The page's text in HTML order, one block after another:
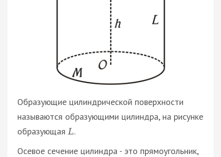
Образующие цилиндрической поверхности
называются образующими цилиндра, на рисунке
образующая L.
Осевое сечение цилиндра - это прямоугольник,